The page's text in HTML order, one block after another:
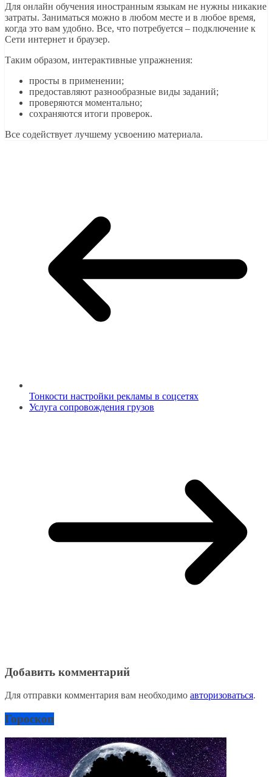
Для онлайн обучения иностранным языкам не нужны никакие
затраты. Заниматься можно в любом месте и в любое время,
когда это вам удобно. Все, что потребуется – подключение к
Сети интернет и браузер.
Таким образом, интерактивные упражнения:
просты в применении;
предоставляют разнообразные виды заданий;
проверяются моментально;
сохраняются итоги проверок.
Все содействует лучшему усвоению материала.
Тонкости настройки рекламы в соцсетях
Услуга сопровождения грузов
Добавить комментарий
Для отправки комментария вам необходимо авторизоваться.
Гороскоп